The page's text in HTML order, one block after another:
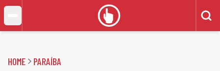
HOME PARAÍBA